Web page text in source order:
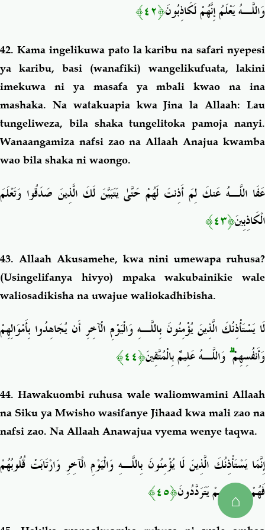
⌂
وَاللَّـهُ يَعْلَمُ إِنَّهُمْ لَكَاذِبُونَ﴿٤٢﴾
42. Kama ingelikuwa pato la karibu na safari nyepesi
ya karibu, basi (wanafiki) wangelikufuata, lakini
imekuwa ni ya masafa ya mbali kwao na ina
mashaka. Na watakuapia kwa Jina la Allaah: Lau
tungeliweza, bila shaka tungelitoka pamoja nanyi.
Wanaangamiza nafsi zao na Allaah Anajua kwamba
wao bila shaka ni waongo.
عَفَا اللَّـهُ عَنكَ لِمَ أَذِنتَ لَهُمْ حَتَّىٰ يَتَبَيَّنَ لَكَ الَّذِينَ صَدَقُوا وَتَعْلَمَ
الْكَاذِبِينَ﴿٤٣﴾
43. Allaah Akusamehe, kwa nini umewapa ruhusa?
(Usingelifanya hivyo) mpaka wakubainikie wale
waliosadikisha na uwajue waliokadhibisha.
لَا يَسْتَأْذِنُكَ الَّذِينَ يُؤْمِنُونَ بِاللَّـهِ وَالْيَوْمِ الْآخِرِ أَن يُجَاهِدُوا بِأَمْوَالِهِمْ
وَأَنفُسِهِمْۗوَاللَّـهُ عَلِيمٌ بِالْمُتَّقِينَ﴿٤٤﴾
44. Hawakuombi ruhusa wale waliomwamini Allaah
na Siku ya Mwisho wasifanye Jihaad kwa mali zao na
nafsi zao. Na Allaah Anawajua vyema wenye taqwa.
إِنَّمَا يَسْتَأْذِنُكَ الَّذِينَ لَا يُؤْمِنُونَ بِاللَّـهِ وَالْيَوْمِ الْآخِرِ وَارْتَابَتْ قُلُوبُهُمْ
فَهُمْ فِي رَيْبِهِمْ يَتَرَدَّدُونَ﴿٤٥﴾